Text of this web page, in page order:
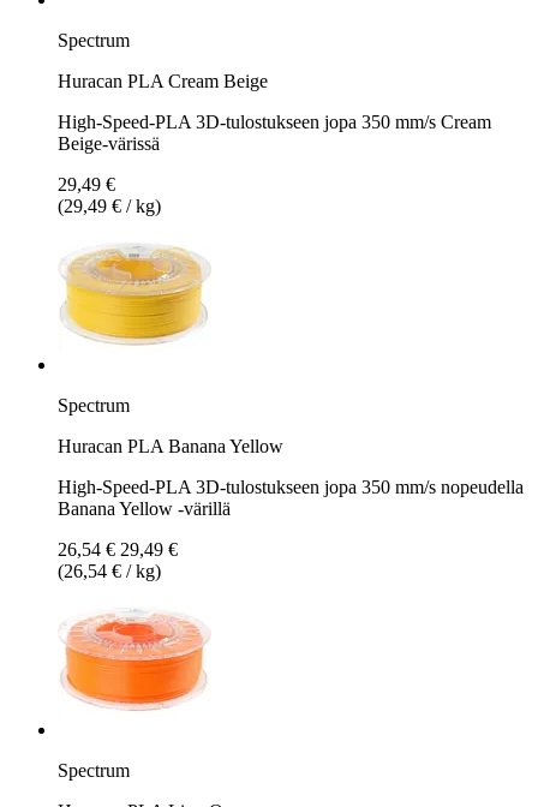
Spectrum
Huracan PLA Cream Beige
High-Speed-PLA 3D-tulostukseen jopa 350 mm/s Cream
Beige-värissä
29,49 €
(29,49 € / kg)
Spectrum
Huracan PLA Banana Yellow
High-Speed-PLA 3D-tulostukseen jopa 350 mm/s nopeudella
Banana Yellow -värillä
26,54 € 29,49 €
(26,54 € / kg)
Spectrum